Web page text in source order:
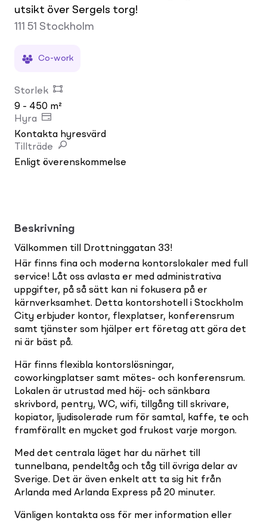
utsikt över Sergels torg!
111 51 Stockholm
Co-work
Storlek
9 - 450 m²
Hyra
Kontakta hyresvärd
Tillträde
Enligt överenskommelse
Beskrivning
Välkommen till Drottninggatan 33!
Här finns fina och moderna kontorslokaler med full
service! Låt oss avlasta er med administrativa
uppgifter, på så sätt kan ni fokusera på er
kärnverksamhet. Detta kontorshotell i Stockholm
City erbjuder kontor, flexplatser, konferensrum
samt tjänster som hjälper ert företag att göra det
ni är bäst på.
Här finns flexibla kontorslösningar,
coworkingplatser samt mötes- och konferensrum.
Lokalen är utrustad med höj- och sänkbara
skrivbord, pentry, WC, wifi, tillgång till skrivare,
kopiator, ljudisolerade rum för samtal, kaffe, te och
framförallt en mycket god frukost varje morgon.
Med det centrala läget har du närhet till
tunnelbana, pendeltåg och tåg till övriga delar av
Sverige. Det är även enkelt att ta sig hit från
Arlanda med Arlanda Express på 20 minuter.
Vänligen kontakta oss för mer information eller